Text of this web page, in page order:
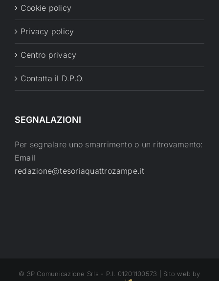
Cookie policy
Privacy policy
Centro privacy
Contatta il D.P.O.
SEGNALAZIONI
Per segnalare uno smarrimento o un ritrovamento:
Email
redazione@tesoriaquattrozampe.it
© 3P Comunicazione Srls - P.I. 01201100573 | Sito web by